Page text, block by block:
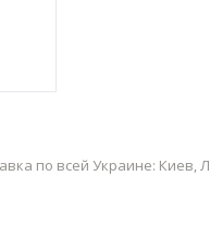
по всей Украине: Киев,